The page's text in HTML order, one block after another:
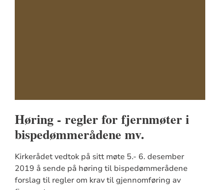
Høring - regler for fjernmøter i
bispedømmerådene mv.
Kirkerådet vedtok på sitt møte 5.- 6. desember
2019 å sende på høring til bispedømmerådene
forslag til regler om krav til gjennomføring av